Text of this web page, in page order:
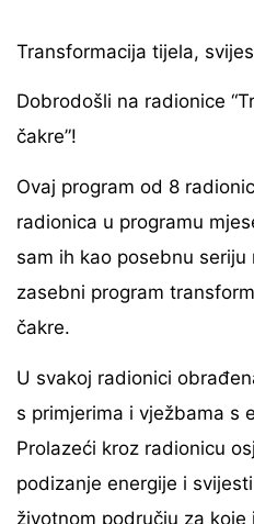
Transformacija tijela,
Dobrodošli na radionice
čakre”!
Ovaj program od 8
radionica u programu
sam ih kao posebnu
zasebni program
čakre.
U svakoj radionici
s primjerima i vježbama s
Prolazeći kroz radionicu
podizanje energije i
životnom području za